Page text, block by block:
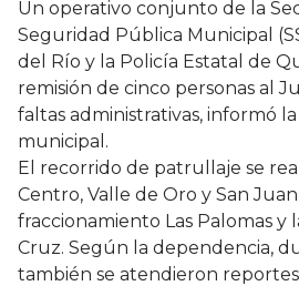
Un operativo conjunto de la
Seguridad Pública Municipal
del Río y la Policía Estatal de
remisión de cinco personas al
faltas administrativas, informó
municipal.
El recorrido de patrullaje se
Centro, Valle de Oro y San Juan
fraccionamiento Las Palomas y
Cruz. Según la dependencia,
también se atendieron